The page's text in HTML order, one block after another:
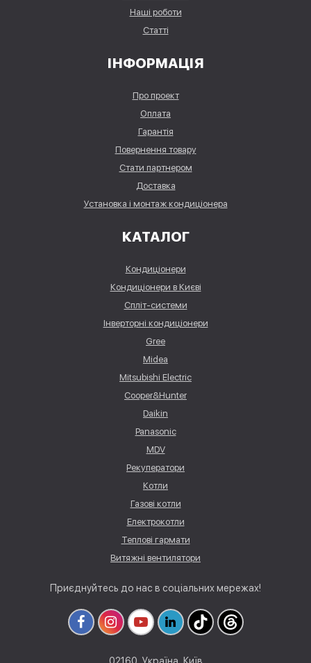
Наші роботи
Статті
ІНФОРМАЦІЯ
Про проект
Оплата
Гарантія
Повернення товару
Стати партнером
Доставка
Установка і монтаж кондиціонера
КАТАЛОГ
Кондиціонери
Кондиціонери в Києві
Спліт-системи
Інверторні кондиціонери
Gree
Midea
Mitsubishi Electric
Cooper&Hunter
Daikin
Panasonic
MDV
Рекуператори
Котли
Газові котли
Електрокотли
Теплові гармати
Витяжні вентилятори
Приєднуйтесь до нас в соціальних мережах!